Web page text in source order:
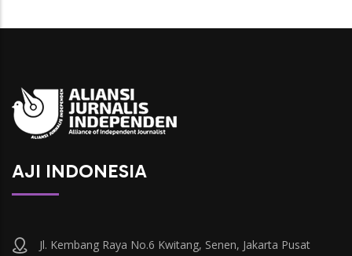
AJI INDONESIA
Jl. Kembang Raya No.6 Kwitang, Senen, Jakarta Pusat